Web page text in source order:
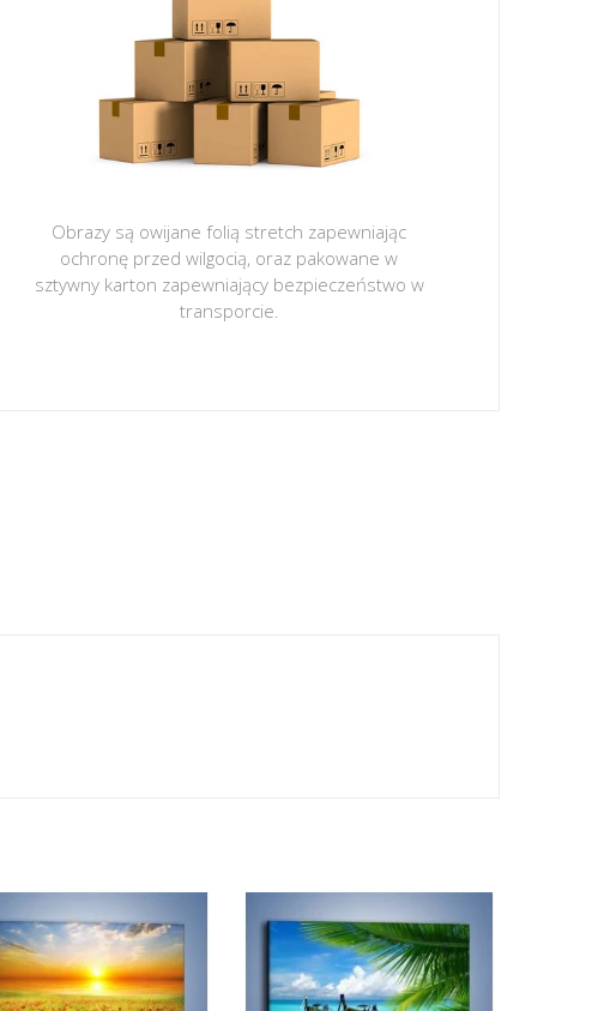
Obrazy są owijane folią stretch zapewniając
ochronę przed wilgocią, oraz pakowane w
sztywny karton zapewniający bezpieczeństwo w
transporcie.